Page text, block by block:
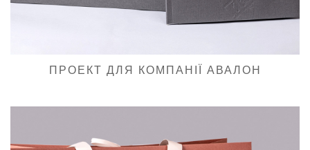
ПРОЕКТ ДЛЯ КОМПАНІЇ АВАЛОН